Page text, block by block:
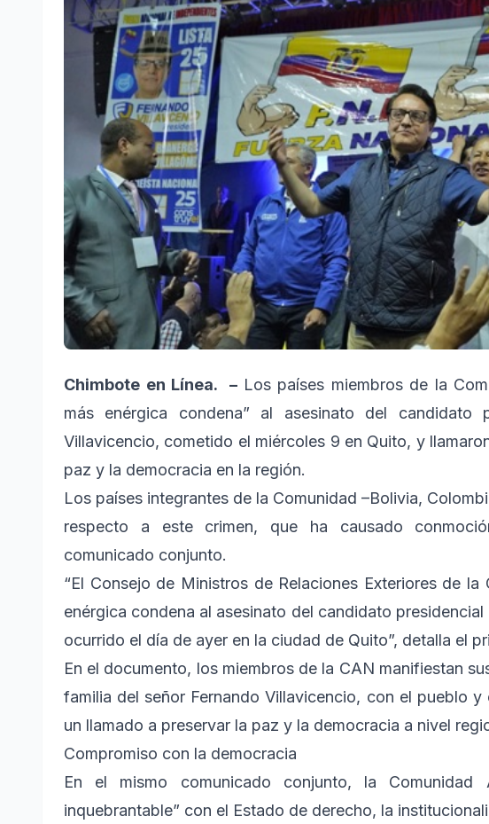
Chimbote en Línea. – Los países miembros de la
más enérgica condena” al asesinato del candidato
Villavicencio, cometido el miércoles 9 en Quito, y
paz y la democracia en la región.
Los países integrantes de la Comunidad –Bolivia,
respecto a este crimen, que ha causado
comunicado conjunto.
“El Consejo de Ministros de Relaciones Exteriores de
enérgica condena al asesinato del candidato
ocurrido el día de ayer en la ciudad de Quito”, detalla el
En el documento, los miembros de la CAN manifiestan
familia del señor Fernando Villavicencio, con el pueblo
un llamado a preservar la paz y la democracia a nivel
Compromiso con la democracia
En el mismo comunicado conjunto, la Comunidad
inquebrantable” con el Estado de derecho, la